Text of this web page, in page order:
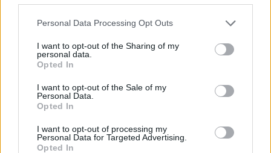
Please note that this website/app uses one or more Google
not limited to your visit or usage behaviour. You may click to
grant or deny consent to Google and its third-party tags to
use your data for below specified purposes in below Google
consent section.
Personal Data Processing Opt Outs
I want to opt-out of the Sharing of my
personal data.
Opted In
I want to opt-out of the Sale of my
Personal Data.
Opted In
I want to opt-out of processing my
Personal Data for Targeted Advertising.
Opted In
johtajanakaudella.
Karlssonia jäivät kaipaamaan erityisesti
tyttäret Karin Green ja Marianne Karlsson-
Eriksson perheineen.
Karlsson olisi täyttänyt 95 vuotta 25.